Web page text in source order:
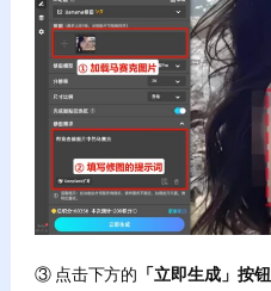
③ 点击下方的 「立即生成」按钮